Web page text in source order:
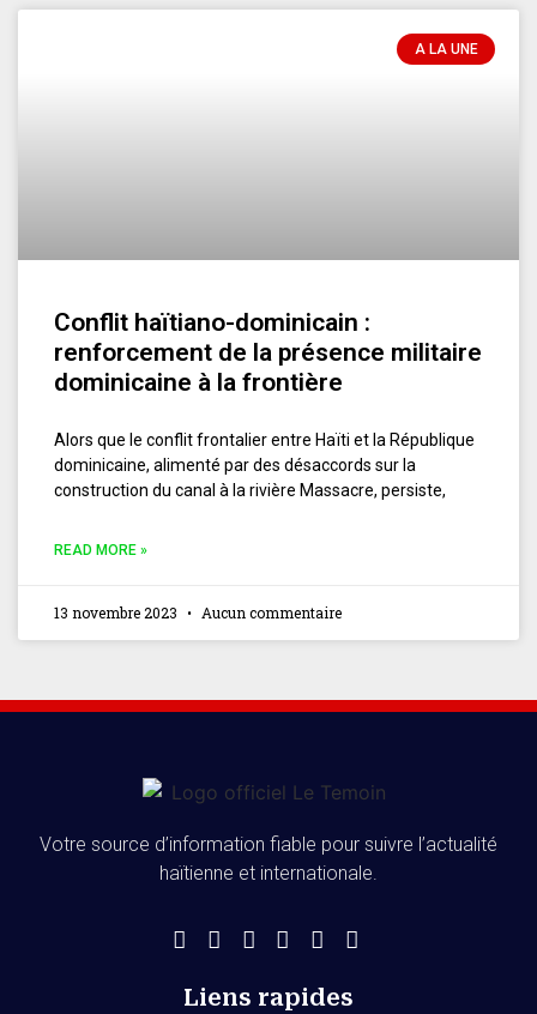
A LA UNE
Conflit haïtiano-dominicain :
renforcement de la présence militaire
dominicaine à la frontière
Alors que le conflit frontalier entre Haïti et la République
dominicaine, alimenté par des désaccords sur la
construction du canal à la rivière Massacre, persiste,
READ MORE »
13 novembre 2023 Aucun commentaire
Votre source d’information fiable pour suivre l’actualité
haïtienne et internationale.
Liens rapides